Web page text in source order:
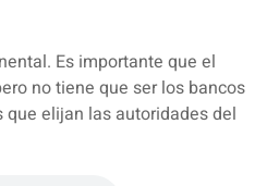
Es importante que el
no tiene que ser los bancos
elijan las autoridades del